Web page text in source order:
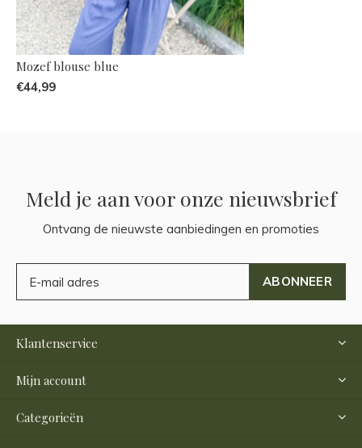
Mozef blouse blue
€44,99
Meld je aan voor onze nieuwsbrief
Ontvang de nieuwste aanbiedingen en promoties
ABONNEER
Klantenservice
Mijn account
Categorieën